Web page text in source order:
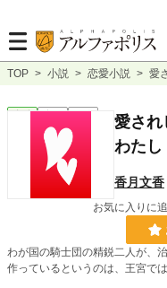
TOP > 小説 > 恋愛小説 > 愛
恋愛 完結 短編
愛され
わたし
香月文香
お気に入りに
わが国の騎士団の精鋭二人が、
作っているというのは、王宮で